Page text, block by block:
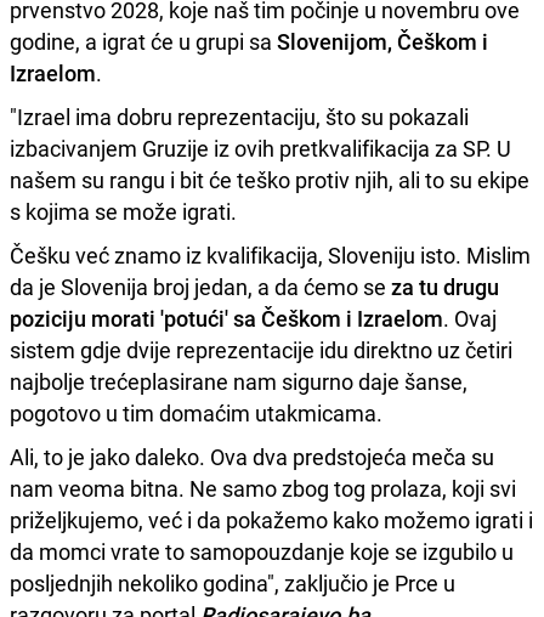
prvenstvo 2028, koje naš tim počinje u novembru ove
godine, a igrat će u grupi sa Slovenijom, Češkom i
Izraelom.
"Izrael ima dobru reprezentaciju, što su pokazali
izbacivanjem Gruzije iz ovih pretkvalifikacija za SP. U
našem su rangu i bit će teško protiv njih, ali to su ekipe
s kojima se može igrati.
Češku već znamo iz kvalifikacija, Sloveniju isto. Mislim
da je Slovenija broj jedan, a da ćemo se za tu drugu
poziciju morati 'potući' sa Češkom i Izraelom. Ovaj
sistem gdje dvije reprezentacije idu direktno uz četiri
najbolje trećeplasirane nam sigurno daje šanse,
pogotovo u tim domaćim utakmicama.
Ali, to je jako daleko. Ova dva predstojeća meča su
nam veoma bitna. Ne samo zbog tog prolaza, koji svi
priželjkujemo, već i da pokažemo kako možemo igrati i
da momci vrate to samopouzdanje koje se izgubilo u
posljednjih nekoliko godina", zaključio je Prce u